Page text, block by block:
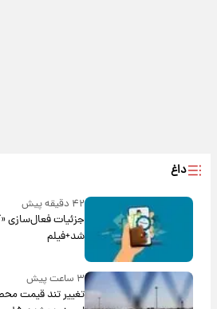
داغ
۴۲ دقیقه پیش
جزئیات فعال‌سازی
شد+فیلم
۳ ساعت پیش
تغییر تند قیمت